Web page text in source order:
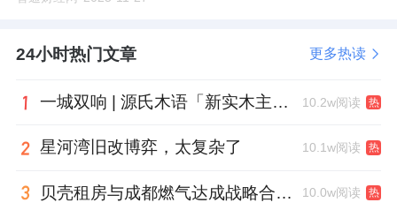
24小时热门文章 更多热读
一城双响 | 源氏木语「新实木主义——黑标生活提案」发布会落地天津，黑标旗舰店盛大启幕 10.2w阅读 热
星河湾旧改博弈，太复杂了 10.1w阅读 热
贝壳租房与成都燃气达成战略合作 打通安全巡检“最后一米” 10.0w阅读 热